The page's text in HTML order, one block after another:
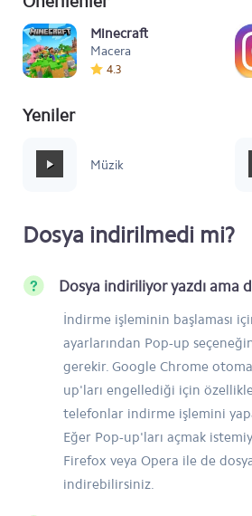
Minecraft
Macera
4.3
Yeniler
Müzik
Dosya indirilmedi mi?
Dosya indiriliyor yazdı ama
İndirme işleminin başlaması
ayarlarından Pop-up
gerekir. Google Chrome
up'ları engellediği için
telefonlar indirme işlemini
Eğer Pop-up'ları açmak
Firefox veya Opera ile de
indirebilirsiniz.